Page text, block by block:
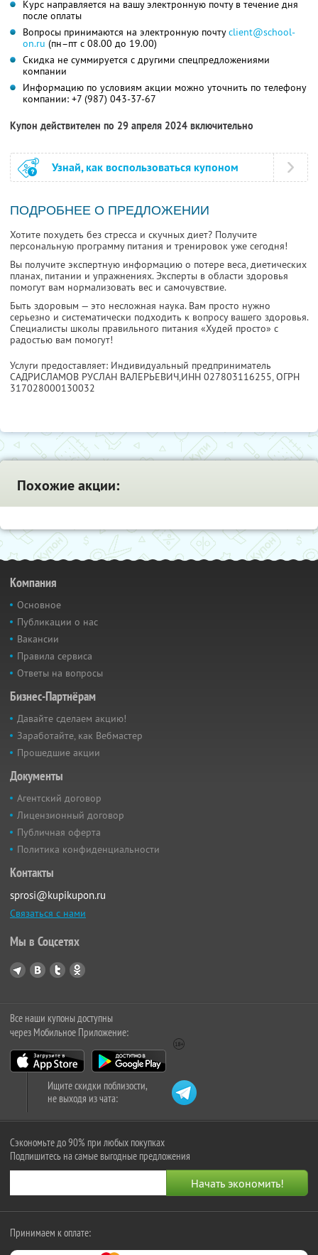
Курс направляется на вашу электронную почту в течение дня
после оплаты
Вопросы принимаются на электронную почтуclient@school-
on.ru (пн–пт с 08.00 до 19.00)
Скидка не суммируется с другими спецпредложениями
компании
Информацию по условиям акции можно уточнить по телефону
компании: +7 (987) 043-37-67
Купон действителен по 29 апреля 2024 включительно
Узнай, как воспользоваться купоном
ПОДРОБНЕЕ О ПРЕДЛОЖЕНИИ
Хотите похудеть без стресса и скучных диет? Получите
персональную программу питания и тренировок уже сегодня!
Вы получите экспертную информацию о потере веса, диетических
планах, питании и упражнениях. Эксперты в области здоровья
помогут вам нормализовать вес и самочувствие.
Быть здоровым — это несложная наука. Вам просто нужно
серьезно и систематически подходить к вопросу вашего здоровья.
Специалисты школы правильного питания «Худей просто» с
радостью вам помогут!
Услуги предоставляет: Индивидуальный предприниматель
САДРИСЛАМОВ РУСЛАН ВАЛЕРЬЕВИЧ,ИНН 027803116255, ОГРН
317028000130032
Похожие акции:
Компания
Основное
Публикации о нас
Вакансии
Правила сервиса
Ответы на вопросы
Бизнес-Партнёрам
Давайте сделаем акцию!
Заработайте, как Вебмастер
Прошедшие акции
Документы
Агентский договор
Лицензионный договор
Публичная оферта
Политика конфиденциальности
Контакты
sprosi@kupikupon.ru
Связаться с нами
Мы в Соцсетях
Все наши купоны доступны
через Мобильное Приложение:
Ищите скидки поблизости,
не выходя из чата:
Сэкономьте до 90% при любых покупках
Подпишитесь на самые выгодные предложения
Принимаем к оплате: